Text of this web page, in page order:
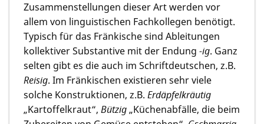
Zusammenstellungen dieser Art werden vor
allem von linguistischen Fachkollegen benötigt.
Typisch für das Fränkische sind Ableitungen
kollektiver Substantive mit der Endung -ig. Ganz
selten gibt es die auch im Schriftdeutschen, z.B.
Reisig. Im Fränkischen existieren sehr viele
solche Konstruktionen, z.B. Erdäpfelkräutig
„Kartoffelkraut“, Bützig„Küchenabfälle, die beim